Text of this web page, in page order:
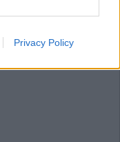
Privacy Policy